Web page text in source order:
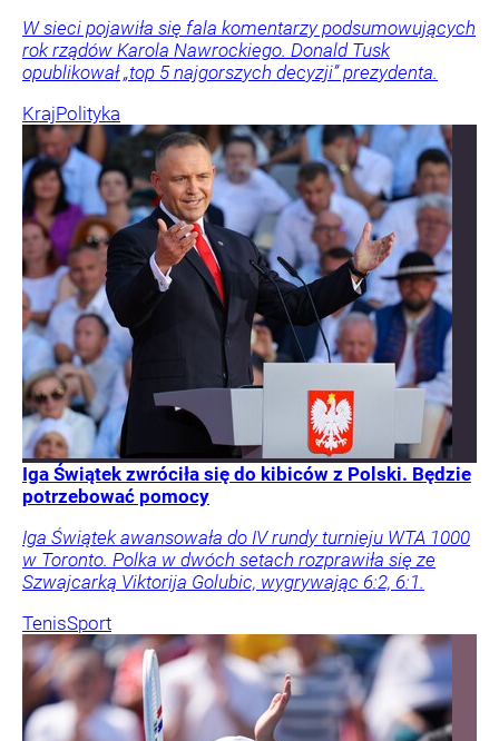
W sieci pojawiła się fala komentarzy podsumowujących
rok rządów Karola Nawrockiego. Donald Tusk
opublikował „top 5 najgorszych decyzji” prezydenta.
KrajPolityka
Iga Świątek zwróciła się do kibiców z Polski. Będzie
potrzebować pomocy
Iga Świątek awansowała do IV rundy turnieju WTA 1000
w Toronto. Polka w dwóch setach rozprawiła się ze
Szwajcarką Viktorija Golubic, wygrywając 6:2, 6:1.
TenisSport